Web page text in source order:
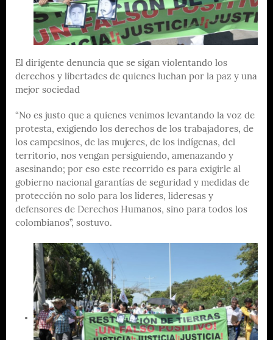
El dirigente denuncia que se sigan violentando los
derechos y libertades de quienes luchan por la paz y una
mejor sociedad
“No es justo que a quienes venimos levantando la voz de
protesta, exigiendo los derechos de los trabajadores, de
los campesinos, de las mujeres, de los indígenas, del
territorio, nos vengan persiguiendo, amenazando y
asesinando; por eso este recorrido es para exigirle al
gobierno nacional garantías de seguridad y medidas de
protección no solo para los líderes, lideresas y
defensores de Derechos Humanos, sino para todos los
colombianos”, sostuvo.